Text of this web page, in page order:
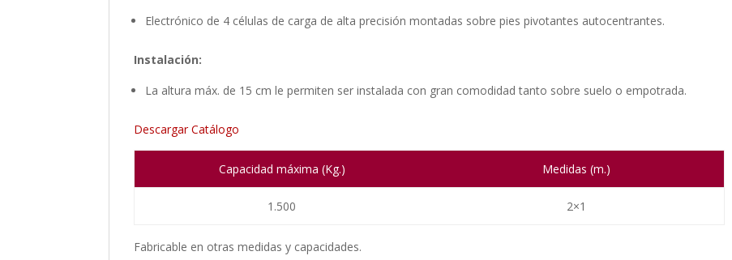
Electrónico de 4 células de carga de alta precisión montadas sobre pies pivotantes autocentrantes.
Instalación:
La altura máx. de 15 cm le permiten ser instalada con gran comodidad tanto sobre suelo o empotrada.
Descargar Catálogo
Capacidad máxima (Kg.) Medidas (m.)
1.500 2×1
Fabricable en otras medidas y capacidades.